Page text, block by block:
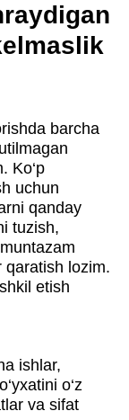
barcha
Ko‘p
uchun
qanday
tuzish,
qaratish lozim.
etish
ishlar,
o‘z
va sifat